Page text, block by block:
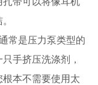
常是压力泵类型的
手挤压洗涤剂，
本不需要使用太